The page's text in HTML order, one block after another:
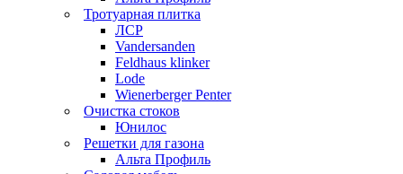
Тротуарная плитка
ЛСР
Vandersanden
Feldhaus klinker
Lode
Wienerberger Penter
Очистка стоков
Юнилос
Решетки для газона
Альта Профиль